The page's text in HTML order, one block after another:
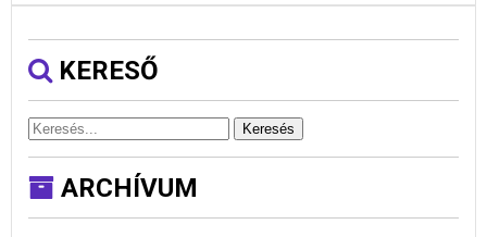
KERESŐ
Keresés
ARCHÍVUM